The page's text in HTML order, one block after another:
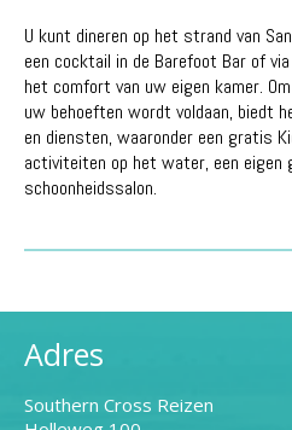
U kunt dineren op het strand van
een cocktail in de Barefoot Bar of
het comfort van uw eigen kamer.
uw behoeften wordt voldaan, biedt
en diensten, waaronder een gratis
activiteiten op het water, een eigen
schoonheidssalon.
Adres
Southern Cross Reizen